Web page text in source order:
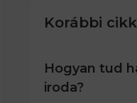
Korábbi
Hogyan tud
iroda?